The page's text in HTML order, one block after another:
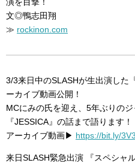
文◎鴨志田翔
≫ rockinon.com
3/3来日中のSLASHが生出演した
ーカイブ動画公開！
MCにみの氏を迎え、5年ぶりの
『JESSICA』の話まで語ります！
アーカイブ動画▶ https://bit.ly/
来日SLASH緊急出演 『スペシャ